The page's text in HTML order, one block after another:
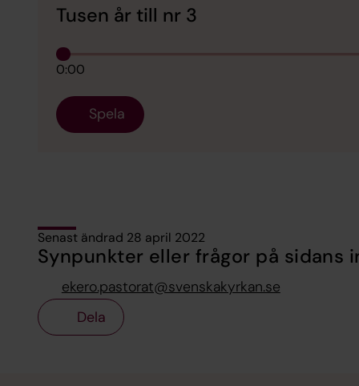
Tusen år till nr 3
0:00
Spela
Senast ändrad 28 april 2022
Synpunkter eller frågor på sidans
ekero.pastorat@svenskakyrkan.se
Dela